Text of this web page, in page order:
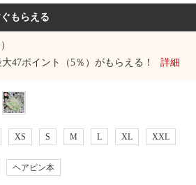
もらえる
大47ポイント（5％）がもらえる！ 詳細
XS S M L XL XXL
ヘアピン本